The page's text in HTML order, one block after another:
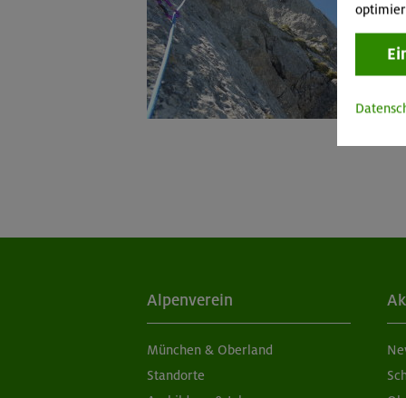
Alpenverein
München & Oberland
Standorte